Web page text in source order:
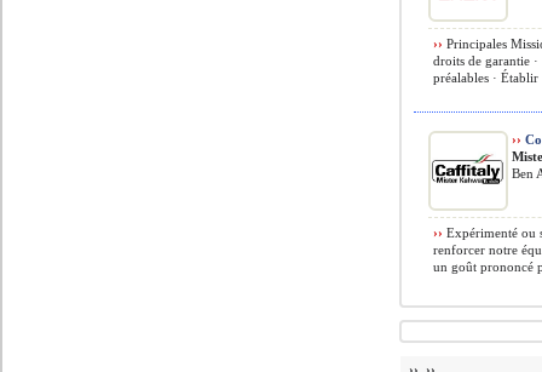
›› Principales
droits de garantie
préalables · Établir
››
Ben
›› Expérimenté ou
renforcer notre
un goût prononcé